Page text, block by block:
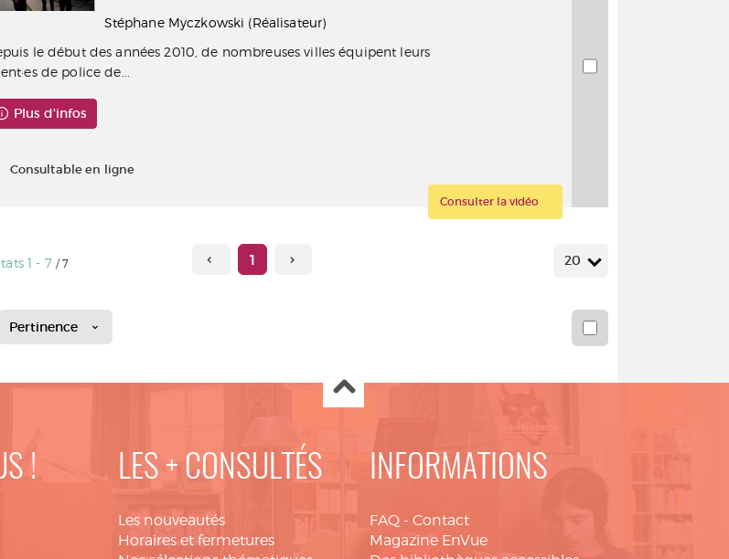
Stéphane Myczkowski (Réalisateur)
le début des années 2010, de nombreuses villes équipent leurs
de police de...
Plus d'infos
Consultable en ligne
Consulter la vidéo
1 - 7 / 7 1 20
Pertinence
! LES + CONSULTÉS
Les nouveautés
Horaires et fermetures
INFORMATIONS
FAQ - Contact
Magazine EnVue